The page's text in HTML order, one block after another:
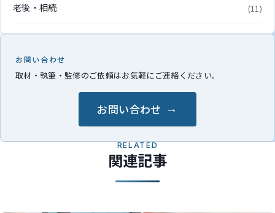
老後・相続 (11)
お問い合わせ
取材・執筆・監修のご依頼はお気軽にご連絡ください。
お問い合わせ
RELATED
関連記事